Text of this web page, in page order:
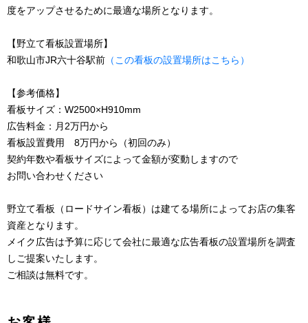
度をアップさせるために最適な場所となります。
【野立て看板設置場所】
和歌山市JR六十谷駅前 （この看板の設置場所はこちら）
【参考価格】
看板サイズ：W2500×H910mm
広告料金：月2万円から
看板設置費用 8万円から（初回のみ）
契約年数や看板サイズによって金額が変動しますので
お問い合わせください
野立て看板（ロードサイン看板）は建てる場所によってお店の集客
資産となります。
メイク広告は予算に応じて会社に最適な広告看板の設置場所を調査
しご提案いたします。
ご相談は無料です。